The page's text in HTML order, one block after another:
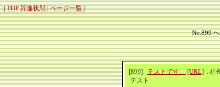
|TOP 昇進状態|ページ一覧|
No.899
[899] テストです。 [URL] ..社
テスト